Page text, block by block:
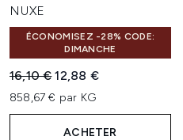
NUXE
ÉCONOMISEZ -28% CODE:
DIMANCHE
Prix de vente :
16,10 €Prix ​​actuel :
12,88 €
858,67 € par KG
ACHETER